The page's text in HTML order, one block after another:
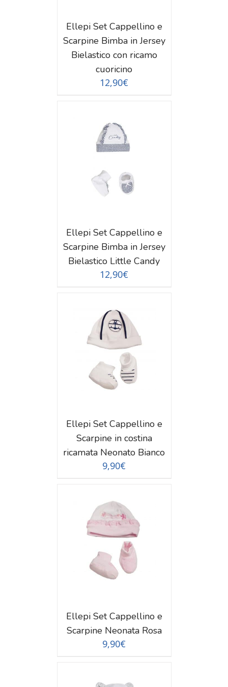
Ellepi Set Cappellino e
Scarpine Bimba in Jersey
Bielastico con ricamo
cuoricino
12,90€
Ellepi Set Cappellino e
Scarpine Bimba in Jersey
Bielastico Little Candy
12,90€
Ellepi Set Cappellino e
Scarpine in costina
ricamata Neonato Bianco
9,90€
Ellepi Set Cappellino e
Scarpine Neonata Rosa
9,90€